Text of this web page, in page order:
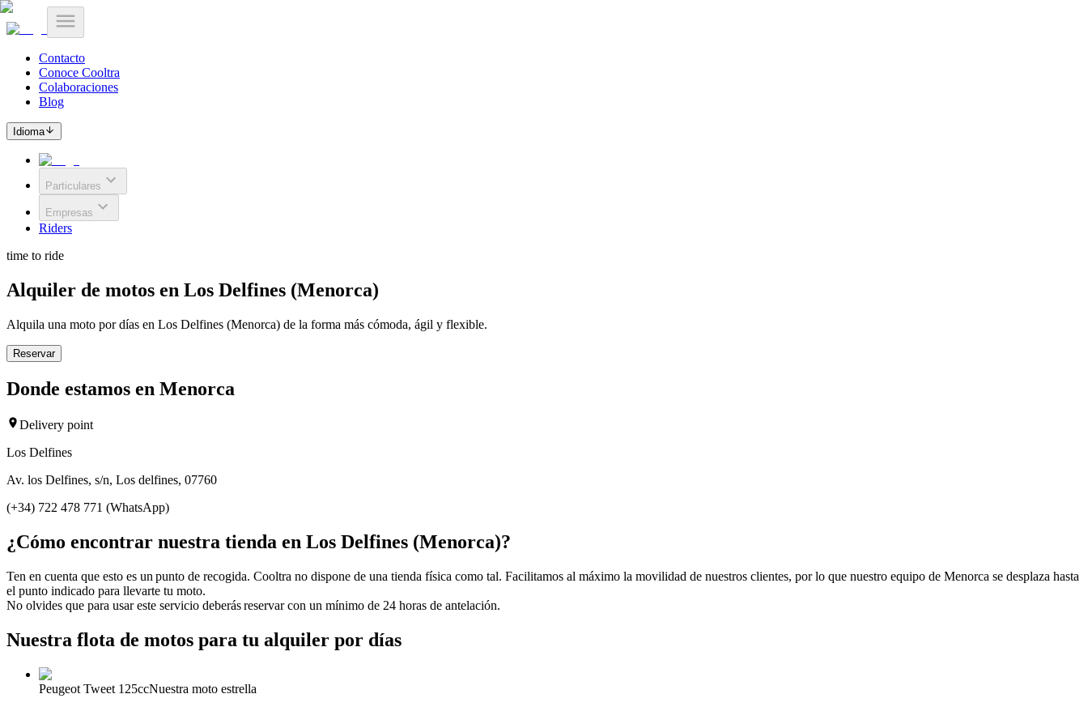
Contacto
Conoce Cooltra
Colaboraciones
Blog
Idioma
Particulares
Empresas
Riders
time to ride
Alquiler de motos en Los Delfines (Menorca)
Alquila una moto por días en Los Delfines (Menorca) de la forma más cómoda, ágil y flexible.
Reservar
Donde estamos en Menorca
Delivery point
Los Delfines
Av. los Delfines, s/n, Los delfines, 07760
(+34) 722 478 771 (WhatsApp)
¿Cómo encontrar nuestra tienda en Los Delfines (Menorca)?
Ten en cuenta que esto es un punto de recogida. Cooltra no dispone de una tienda física como tal. Facilitamos al máximo la movilidad de nuestros clientes, por lo que nuestro equipo de Menorca se desplaza hasta
el punto indicado para llevarte tu moto.
No olvides que para usar este servicio deberás reservar con un mínimo de 24 horas de antelación.
Nuestra flota de motos para tu alquiler por días
Peugeot Tweet 125ccNuestra moto estrella